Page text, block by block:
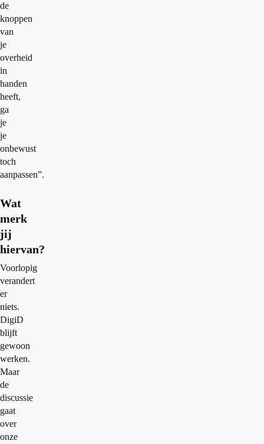
de
knoppen
van
je
overheid
in
handen
heeft,
ga
je
je
onbewust
toch
aanpassen”.
Wat
merk
jij
hiervan?
Voorlopig
verandert
er
niets.
DigiD
blijft
gewoon
werken.
Maar
de
discussie
gaat
over
onze